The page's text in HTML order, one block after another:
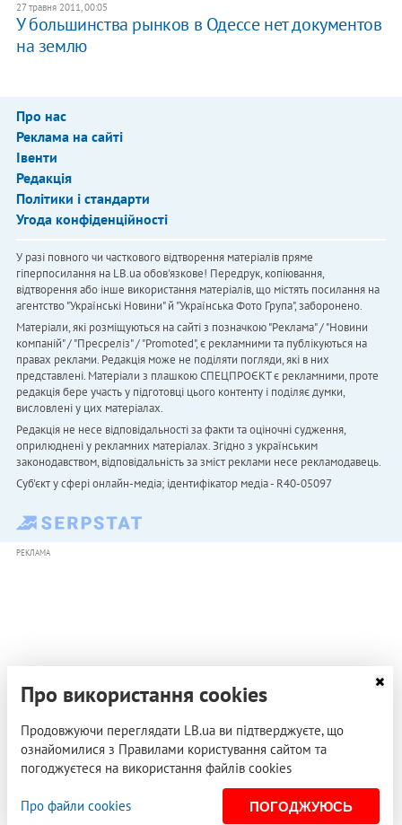
27 травня 2011, 00:05
У большинства рынков в Одессе нет документов
на землю
Про нас
Реклама на сайті
Івенти
Редакція
Політики і стандарти
Угода конфіденційності
У разі повного чи часткового відтворення матеріалів пряме
гіперпосилання на LB.ua обов'язкове! Передрук, копіювання,
відтворення або інше використання матеріалів, що містять посилання на
агентство "Українськi Новини" й "Українська Фото Група", заборонено.
Матеріали, які розміщуються на сайті з позначкою "Реклама" / "Новини
компаній" / "Пресреліз" / "Promoted", є рекламними та публікуються на
правах реклами. Редакція може не поділяти погляди, які в них
представлені. Матеріали з плашкою СПЕЦПРОЄКТ є рекламними, проте
редакція бере участь у підготовці цього контенту і поділяє думки,
висловлені у цих матеріалах.
Редакція не несе відповідальності за факти та оціночні судження,
оприлюднені у рекламних матеріалах. Згідно з українським
законодавством, відповідальність за зміст реклами несе рекламодавець.
Cуб'єкт у сфері онлайн-медіа; ідентифікатор медіа - R40-05097
РЕКЛАМА
Про використання cookies
Продовжуючи переглядати LB.ua ви підтверджуєте, що
ознайомилися з Правилами користування сайтом та
погоджуєтеся на використання файлів cookies
Про файли cookies ПОГОДЖУЮСЬ